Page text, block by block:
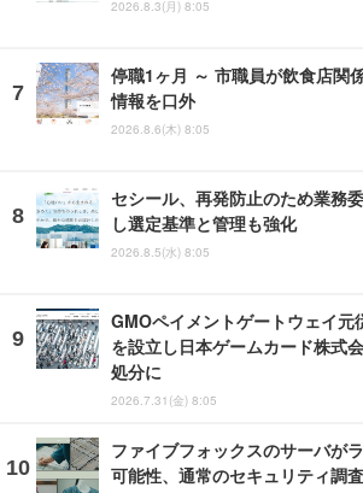
2026.8.3(月) 8:05
停職1ヶ月 ～ 市職員が飲食店関
情報を口外
2026.8.6(木) 8:05
セシール、再発防止のため業務
し選定基準と管理も強化
2026.8.5(水) 8:05
GMOペイメントゲートウェイ元
を設立し日本ゲームカード株式
処分に
2026.7.31(金) 8:05
ファイブフォックスのサーバが
可能性、通常のセキュリティ調